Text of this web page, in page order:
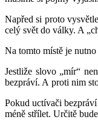
Napřed si proto
celý svět do války. A
Na tomto místě je
Jestliže slovo „mír“
bezpráví. A proti nim
Pokud uctívači
méně střílet. Určitě